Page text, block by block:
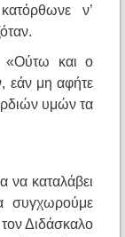
ν’
«Ούτω και ο
εάν μη αφήτε
υμών τα
να καταλάβει
συγχωρούμε
Διδάσκαλο